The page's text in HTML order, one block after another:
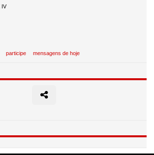
participe mensagens de hoje